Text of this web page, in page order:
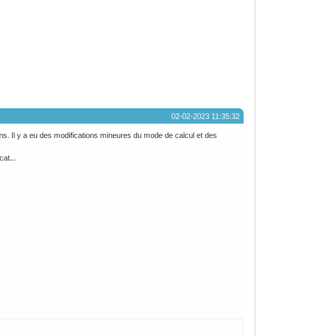
02-02-2023 11:35:32
Il y a eu des modifications mineures du mode de calcul et des